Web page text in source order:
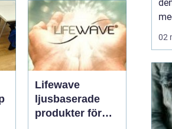
Lifewave
ljusbaserade
produkter för
tid
02